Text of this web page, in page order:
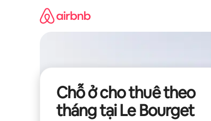
Chỗ ở cho thuê theo
tháng tại Le Bourget